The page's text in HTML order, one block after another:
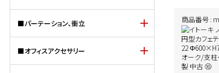
■パーテーション、衝立
■オフィスアクセサリー
商品番号 :